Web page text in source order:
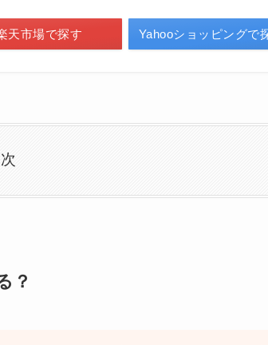
天市場で探す Yahooショッピングで
？